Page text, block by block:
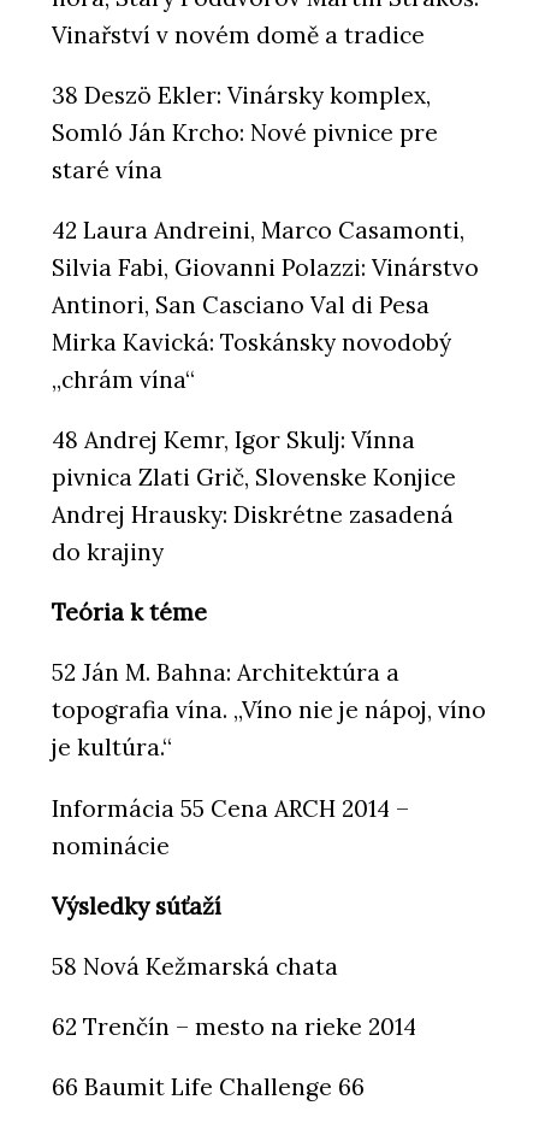
Vinařství v novém domě a tradice
38 Deszö Ekler: Vinársky komplex,
Somló Ján Krcho: Nové pivnice pre
staré vína
42 Laura Andreini, Marco Casamonti,
Silvia Fabi, Giovanni Polazzi: Vinárstvo
Antinori, San Casciano Val di Pesa
Mirka Kavická: Toskánsky novodobý
„chrám vína“
48 Andrej Kemr, Igor Skulj: Vínna
pivnica Zlati Grič, Slovenske Konjice
Andrej Hrausky: Diskrétne zasadená
do krajiny
Teória k téme
52 Ján M. Bahna: Architektúra a
topografia vína. „Víno nie je nápoj, víno
je kultúra.“
Informácia 55 Cena ARCH 2014 –
nominácie
Výsledky súťaží
58 Nová Kežmarská chata
62 Trenčín – mesto na rieke 2014
66 Baumit Life Challenge 66